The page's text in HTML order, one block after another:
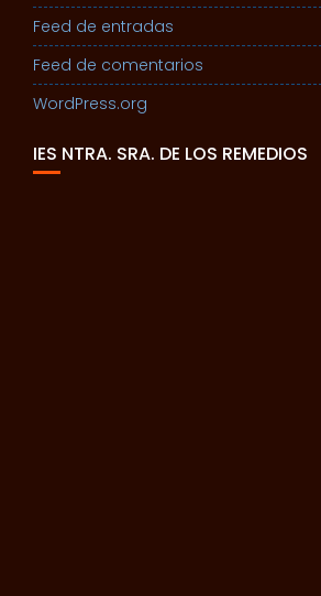
Feed de entradas
Feed de comentarios
WordPress.org
IES NTRA. SRA. DE LOS REMEDIOS